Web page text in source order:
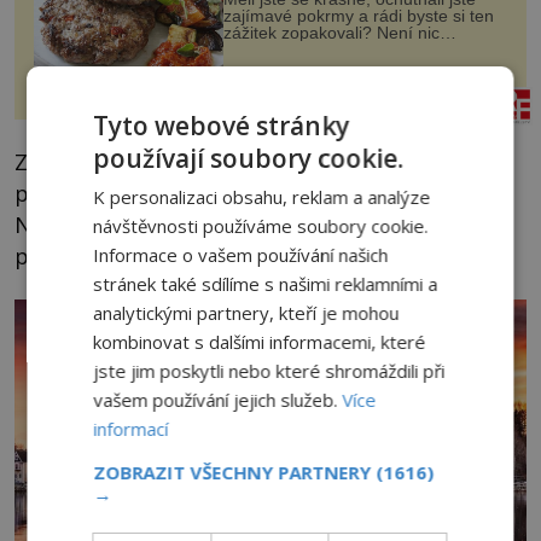
zajímavé pokrmy a rádi byste si ten
zážitek zopakovali? Není nic
snazšího. Pljeskavica (10 porcí)
Možná jste ji ochutnali na dovolené v
Zajímavé na tom je, že se škuner jeví oku
pozorovatele jako hořící či vybuchující loď.
Nejčastěji jsou pozorování tohoto plovoucího
přízraku hlášena z období okolo 27. června.
Tyto webové stránky
používají soubory cookie.
K personalizaci obsahu, reklam a analýze
návštěvnosti používáme soubory cookie.
Informace o vašem používání našich
stránek také sdílíme s našimi reklamními a
analytickými partnery, kteří je mohou
kombinovat s dalšími informacemi, které
jste jim poskytli nebo které shromáždili při
vašem používání jejich služeb.Více
informací
ZOBRAZIT VŠECHNY PARTNERY (1616)
→